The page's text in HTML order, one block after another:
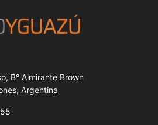
B° Almirante Brown
Argentina